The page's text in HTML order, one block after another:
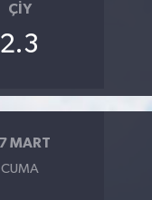
ÇIY
2.3
MART
CUMA